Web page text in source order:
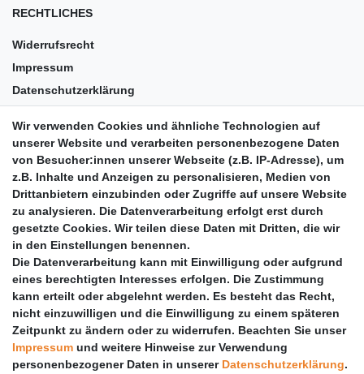
RECHTLICHES
Widerrufsrecht
Impressum
Datenschutzerklärung
Barrierefreiheit
Anleitungen
Vertrag widerrufen
PARTNER
DHL
GLS
PaketPLUS
SPONSORING
Wir verwenden Cookies und ähnliche Technologien auf
unserer Website und verarbeiten personenbezogene Daten
von Besucher:innen unserer Webseite (z.B. IP-Adresse), um
z.B. Inhalte und Anzeigen zu personalisieren, Medien von
Drittanbietern einzubinden oder Zugriffe auf unsere Website
zu analysieren. Die Datenverarbeitung erfolgt erst durch
gesetzte Cookies. Wir teilen diese Daten mit Dritten, die wir
in den Einstellungen benennen.
Die Datenverarbeitung kann mit Einwilligung oder aufgrund
eines berechtigten Interesses erfolgen. Die Zustimmung
kann erteilt oder abgelehnt werden. Es besteht das Recht,
nicht einzuwilligen und die Einwilligung zu einem späteren
Zeitpunkt zu ändern oder zu widerrufen. Beachten Sie unser
Impressum und weitere Hinweise zur Verwendung
personenbezogener Daten in unserer Daten­schutz­erklärung.